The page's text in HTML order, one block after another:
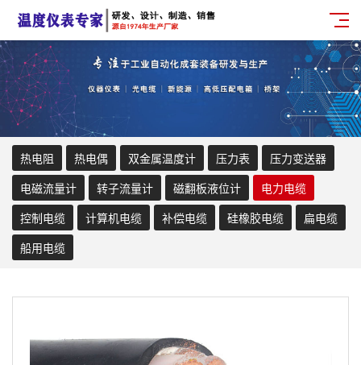
热电阻 热电偶 双金属温度计 压力表
压力变送器
电磁流量计
转子流量计 磁翻板液位计
电力电缆
控制电缆
计算机电缆 补偿电缆 硅橡胶电缆
扁电缆
船用电缆